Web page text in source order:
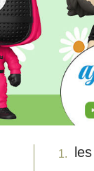
1. les